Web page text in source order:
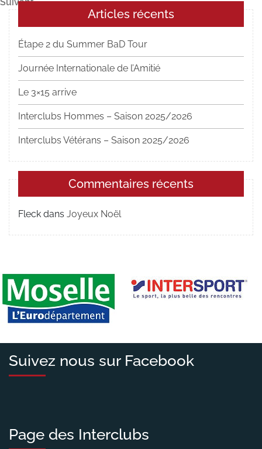
l’article
suivant
Articles récents
Étape 2 du Summer BaD Tour
Journée Internationale de l’Amitié
Le 3×15 arrive
Interclubs Hommes – Saison 2025/2026
Interclubs Vétérans – Saison 2025/2026
Commentaires récents
Fleck dans Joyeux Noël
Suivez nous sur Facebook
Page des Interclubs